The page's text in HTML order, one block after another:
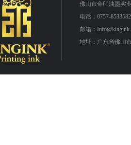
佛山市金印油墨实
电话：0757-
邮箱：
地址：广东省佛山